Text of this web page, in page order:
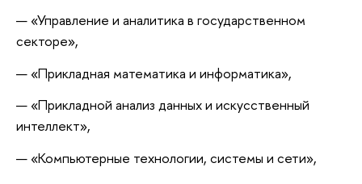
— «Управление и аналитика в государственном
секторе»,
— «Прикладная математика и информатика»,
— «Прикладной анализ данных и искусственный
интеллект»,
— «Компьютерные технологии, системы и сети»,